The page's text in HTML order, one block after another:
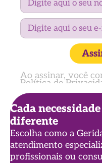
Ao assinar, você
Política de
Cada
diferente
Escolha como a
atendimento
profissionais ou